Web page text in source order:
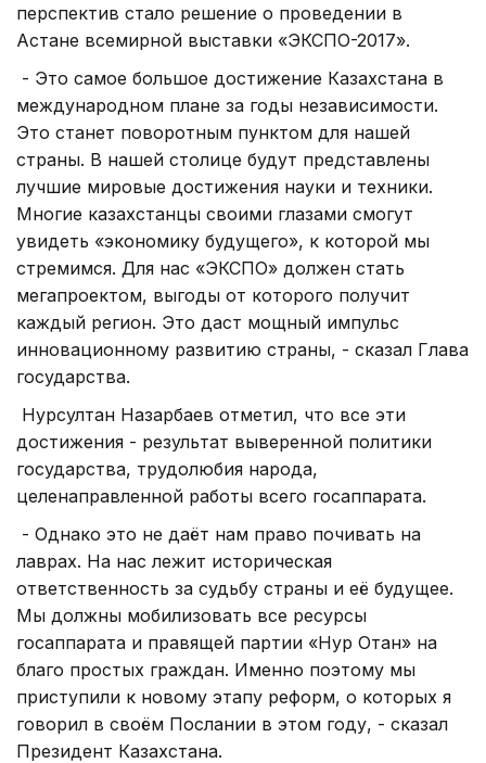
перспектив стало решение о проведении в
Астане всемирной выставки «ЭКСПО-2017».
- Это самое большое достижение Казахстана в
международном плане за годы независимости.
Это станет поворотным пунктом для нашей
страны. В нашей столице будут представлены
лучшие мировые достижения науки и техники.
Многие казахстанцы своими глазами смогут
увидеть «экономику будущего», к которой мы
стремимся. Для нас «ЭКСПО» должен стать
мегапроектом, выгоды от которого получит
каждый регион. Это даст мощный импульс
инновационному развитию страны, - сказал Глава
государства.
Нурсултан Назарбаев отметил, что все эти
достижения - результат выверенной политики
государства, трудолюбия народа,
целенаправленной работы всего госаппарата.
- Однако это не даёт нам право почивать на
лаврах. На нас лежит историческая
ответственность за судьбу страны и её будущее.
Мы должны мобилизовать все ресурсы
госаппарата и правящей партии «Нур Отан» на
благо простых граждан. Именно поэтому мы
приступили к новому этапу реформ, о которых я
говорил в своём Послании в этом году, - сказал
Президент Казахстана.